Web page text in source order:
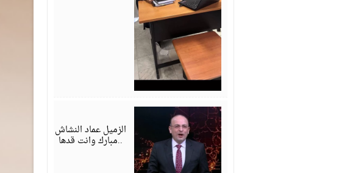
الزميل عماد النشاش
..مبارك وانت قدها